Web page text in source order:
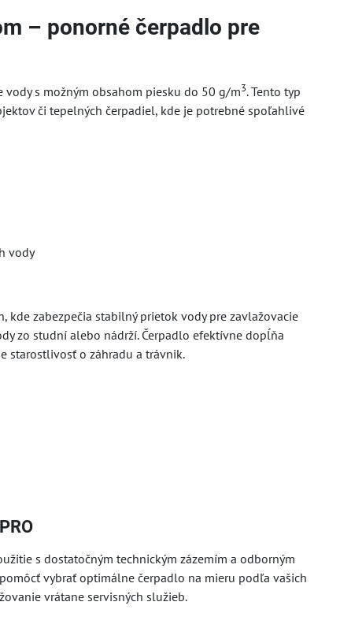
– ponorné čerpadlo pre
s možným obsahom piesku do 50 g/m3. Tento typ
či tepelných čerpadiel, kde je potrebné spoľahlivé
vody
zabezpečia stabilný prietok vody pre zavlažovacie
zo studní alebo nádrží. Čerpadlo efektívne dopĺňa
starostlivosť o záhradu a trávnik.
s dostatočným technickým zázemím a odborným
vybrať optimálne čerpadlo na mieru podľa vašich
vrátane servisných služieb.